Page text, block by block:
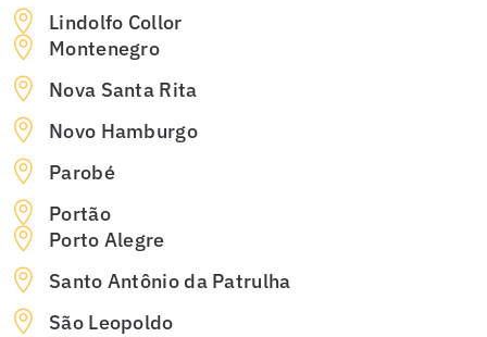
Lindolfo Collor
Montenegro
Nova Santa Rita
Novo Hamburgo
Parobé
Portão
Porto Alegre
Santo Antônio da Patrulha
São Leopoldo